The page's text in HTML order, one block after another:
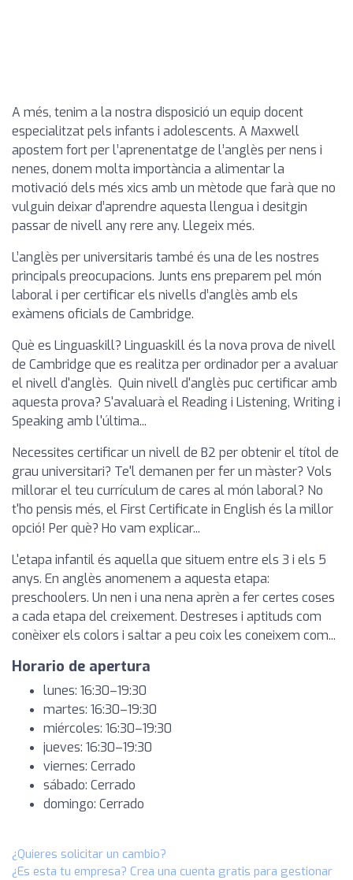
A més, tenim a la nostra disposició un equip docent
especialitzat pels infants i adolescents. A Maxwell
apostem fort per l’aprenentatge de l’anglès per nens i
nenes, donem molta importància a alimentar la
motivació dels més xics amb un mètode que farà que no
vulguin deixar d’aprendre aquesta llengua i desitgin
passar de nivell any rere any. Llegeix més.
L’anglès per universitaris també és una de les nostres
principals preocupacions. Junts ens preparem pel món
laboral i per certificar els nivells d’anglès amb els
exàmens oficials de Cambridge.
Què es Linguaskill? Linguaskill és la nova prova de nivell
de Cambridge que es realitza per ordinador per a avaluar
el nivell d'anglès. Quin nivell d'anglès puc certificar amb
aquesta prova? S'avaluarà el Reading i Listening, Writing i
Speaking amb l'última...
Necessites certificar un nivell de B2 per obtenir el títol de
grau universitari? Te'l demanen per fer un màster? Vols
millorar el teu currículum de cares al món laboral? No
t'ho pensis més, el First Certificate in English és la millor
opció! Per què? Ho vam explicar...
L'etapa infantil és aquella que situem entre els 3 i els 5
anys. En anglès anomenem a aquesta etapa:
preschoolers. Un nen i una nena aprèn a fer certes coses
a cada etapa del creixement. Destreses i aptituds com
conèixer els colors i saltar a peu coix les coneixem com...
Horario de apertura
lunes: 16:30–19:30
martes: 16:30–19:30
miércoles: 16:30–19:30
jueves: 16:30–19:30
viernes: Cerrado
sábado: Cerrado
domingo: Cerrado
¿Quieres solicitar un cambio?
¿Es esta tu empresa? Crea una cuenta gratis para gestionar